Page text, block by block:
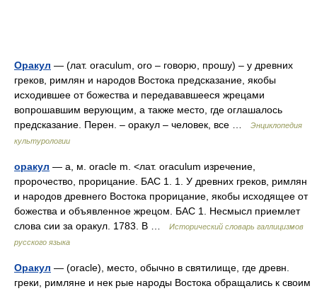
Оракул — (лат. oraculum, oro – говорю, прошу) – у древних
греков, римлян и народов Востока предсказание, якобы
исходившее от божества и передававшееся жрецами
вопрошавшим верующим, а также место, где оглашалось
предсказание. Перен. – оракул – человек, все …
Энциклопедия
культурологии
оракул — а, м. oracle m. <лат. oraculum изречение,
пророчество, прорицание. БАС 1. 1. У древних греков, римлян
и народов древнего Востока прорицание, якобы исходящее от
божества и объявленное жрецом. БАС 1. Несмысл приемлет
слова сии за оракул. 1783. В …
Исторический словарь галлицизмов
русского языка
Оракул — (oracle), место, обычно в святилище, где древн.
греки, римляне и нек рые народы Востока обращались к своим